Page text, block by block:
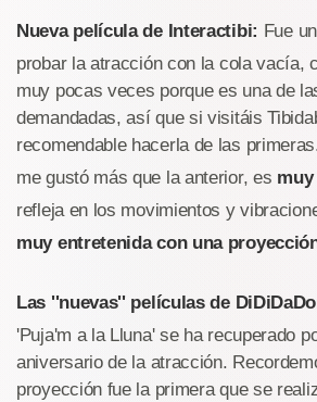
Nueva película de Interactibi: Fue
probar la atracción con la cola vacía,
muy pocas veces porque es una de
demandadas, así que si visitáis
recomendable hacerla de las
me gustó más que la anterior, es
refleja en los movimientos y
muy entretenida con una
Las ''nuevas'' películas de DiDiDaDo
'Puja'm a la Lluna' se ha recuperado
aniversario de la atracción.
proyección fue la primera que se